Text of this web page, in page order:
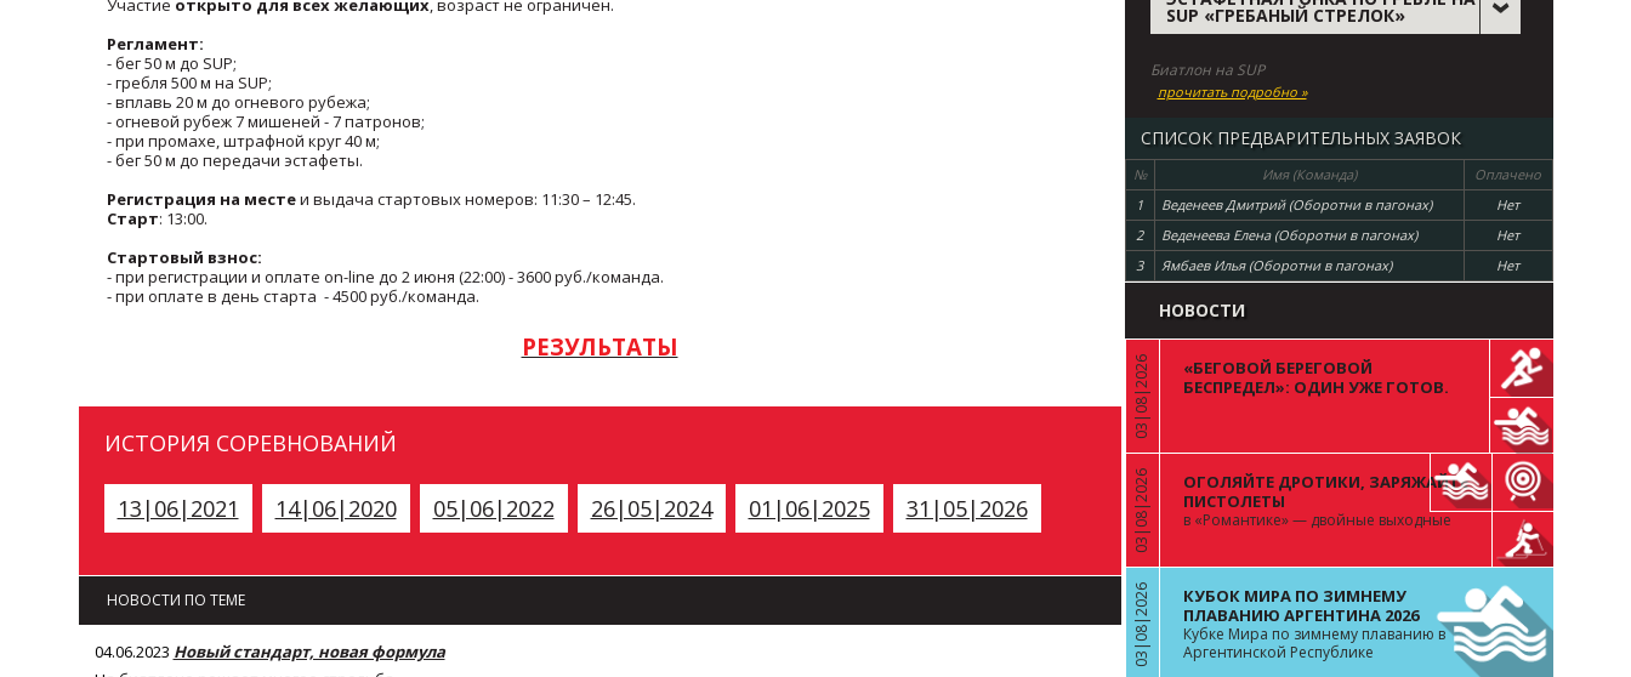
Участие открыто для всех желающих, возраст не ограничен.
Регламент:
- бег 50 м до SUP;
- гребля 500 м на SUP;
- вплавь 20 м до огневого рубежа;
- огневой рубеж 7 мишеней - 7 патронов;
- при промахе, штрафной круг 40 м;
- бег 50 м до передачи эстафеты.
Регистрация на местеи выдача стартовых номеров: 11:30 – 12:45.
Старт: 13:00.
Стартовый взнос:
- при регистрации и оплате on-line до 2 июня (22:00) - 3600 руб./команда.
- при оплате в день старта - 4500 руб./команда.
РЕЗУЛЬТАТЫ
ИСТОРИЯ СОРЕВНОВАНИЙ
13|06|2021 14|06|2020 05|06|2022 26|05|2024 01|06|2025 31|05|2026
НОВОСТИ ПО ТЕМЕ
04.06.2023 Новый стандарт, новая формула
SUP «ГРЕБАНЫЙ СТРЕЛОК»
Биатлон на SUP
прочитать подробно »
СПИСОК ПРЕДВАРИТЕЛЬНЫХ ЗАЯВОК
№ Имя (Команда)
Оплачено
1
Веденеев Дмитрий (Оборотни в пагонах)
Нет
2
Веденеева Елена (Оборотни в пагонах)
Нет
3
Ямбаев Илья (Оборотни в пагонах) Нет
НОВОСТИ
«
03|08|2026
«БЕГОВОЙ БЕРЕГОВОЙ
БЕСПРЕДЕЛ»: ОДИН УЖЕ ГОТОВ.
«
03|08|2026
ОГОЛЯЙТЕ ДРОТИКИ, ЗАРЯЖАЙТЕ
ПИСТОЛЕТЫ
в «Романтике» — двойные выходные
«
03|08|2026
КУБОК МИРА ПО ЗИМНЕМУ
ПЛАВАНИЮ АРГЕНТИНА 2026
Кубке Мира по зимнему плаванию в
Аргентинской Республике